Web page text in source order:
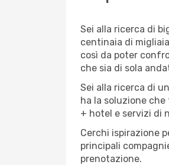
Sei alla ricerca di
centinaia di
così da poter
che sia di sola
Sei alla ricerca di
ha la soluzione
+ hotel e servizi di
Cerchi ispirazione
principali
prenotazione.